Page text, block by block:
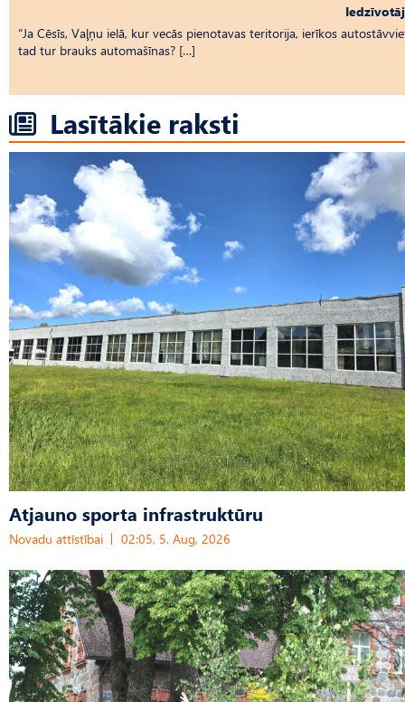
“Ja Cēsīs, Vaļņu ielā, kur vecās pienotavas teritorija, ierīkos
tad tur brauks automašīnas? […]
Lasītākie raksti
Atjauno sporta infrastruktūru
Novadu attīstībai 02:05, 5. Aug, 2026